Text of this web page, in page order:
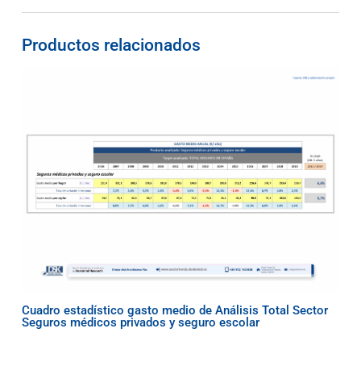
Productos relacionados
Cuadro estadístico gasto medio de Análisis Total Sector
Seguros médicos privados y seguro escolar